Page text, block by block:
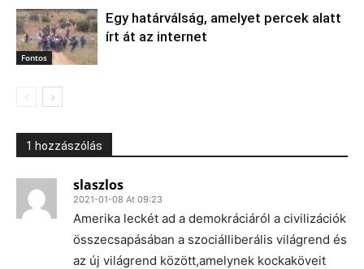
Fontos
Egy határválság, amelyet percek alatt
írt át az internet
1 hozzászólás
slaszlos
2021-01-08 At 09:23
Amerika leckét ad a demokráciáról a civilizációk
összecsapásában a szociálliberális világrend és
az új világrend között,amelynek kockaköveit